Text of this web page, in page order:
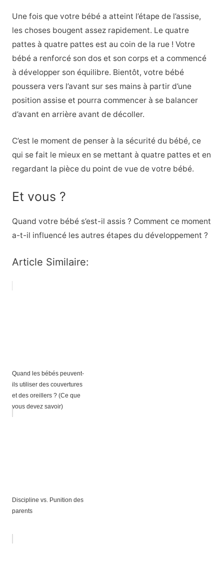
Une fois que votre bébé a atteint l’étape de l’assise,
les choses bougent assez rapidement. Le quatre
pattes à quatre pattes est au coin de la rue ! Votre
bébé a renforcé son dos et son corps et a commencé
à développer son équilibre. Bientôt, votre bébé
poussera vers l’avant sur ses mains à partir d’une
position assise et pourra commencer à se balancer
d’avant en arrière avant de décoller.
C’est le moment de penser à la sécurité du bébé, ce
qui se fait le mieux en se mettant à quatre pattes et en
regardant la pièce du point de vue de votre bébé.
Et vous ?
Quand votre bébé s’est-il assis ? Comment ce moment
a-t-il influencé les autres étapes du développement ?
Article Similaire:
Quand les bébés peuvent-
ils utiliser des couvertures
et des oreillers ? (Ce que
vous devez savoir)
Discipline vs. Punition des
parents